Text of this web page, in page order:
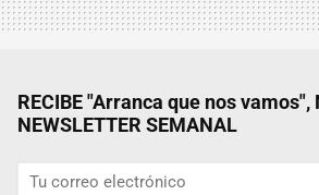
RECIBE "Arranca que nos vamos",
NEWSLETTER SEMANAL